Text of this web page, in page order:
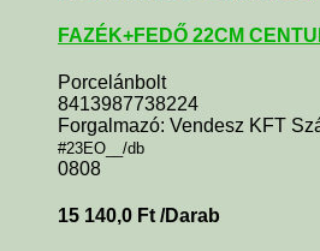
FAZÉK+FEDŐ 22CM
Porcelánbolt
8413987738224
Forgalmazó: Vendesz KFT
#23EO__/db
0808
15 140,0 Ft /Darab